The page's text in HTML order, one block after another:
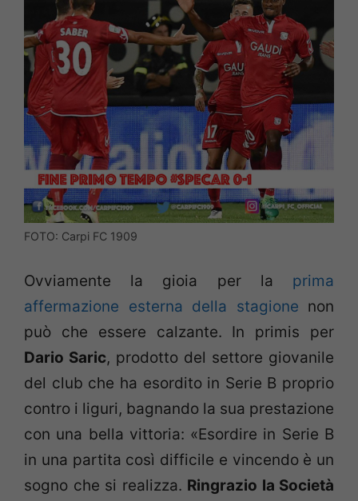
FOTO: Carpi FC 1909
Ovviamente la gioia per la prima
affermazione esterna della stagione non
può che essere calzante. In primis per
Dario Saric, prodotto del settore giovanile
del club che ha esordito in Serie B proprio
contro i liguri, bagnando la sua prestazione
con una bella vittoria: «Esordire in Serie B
in una partita così difficile e vincendo è un
sogno che si realizza. Ringrazio la Società